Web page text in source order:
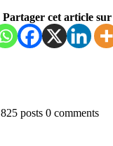
Partager cet article sur
825 posts 0 comments